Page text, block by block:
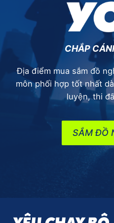
HOÀN
THIỆN
CHẮC
CHẮN,
VÔ
SỐ
TÍNH
DỤNG
CHẮP
Địa điểm mua sắm đồ
môn phối hợp tốt nhất
luyện, thi
SẮM ĐỒ